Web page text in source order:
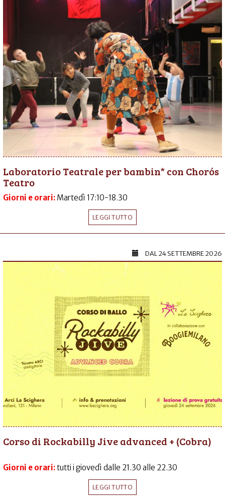
Laboratorio Teatrale per bambin* con Chorós
Teatro
Giorni e orari: Martedì 17:10-18.30
LEGGI TUTTO
DAL24 SETTEMBRE 2026
Corso di Rockabilly Jive advanced + (Cobra)
Giorni e orari:tutti i giovedì dalle 21.30 alle 22.30
LEGGI TUTTO